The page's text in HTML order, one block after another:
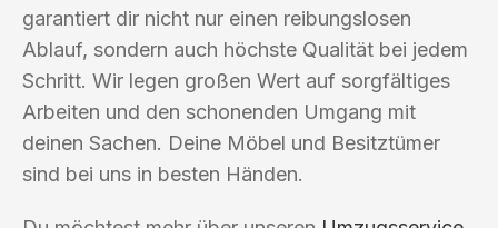
garantiert dir nicht nur einen reibungslosen
Ablauf, sondern auch höchste Qualität bei jedem
Schritt. Wir legen großen Wert auf sorgfältiges
Arbeiten und den schonenden Umgang mit
deinen Sachen. Deine Möbel und Besitztümer
sind bei uns in besten Händen.